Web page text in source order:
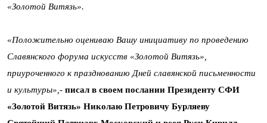
«Золотой Витязь».
«Положительно оцениваю Вашу инициативу по проведению
Славянского форума искусств «Золотой Витязь»,
приуроченного к празднованию Дней славянской письменности
и культуры»,- писал в своем послании Президенту СФИ
«Золотой Витязь» Николаю Петровичу Бурляеву